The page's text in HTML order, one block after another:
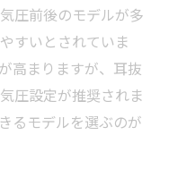
策方法を知る
康状態確認ポイン
要因と防止策
チェックリスト徹
圧前後のモデルが多
すいとされていま
高まりますが、耳抜
圧設定が推奨されま
るモデルを選ぶのが